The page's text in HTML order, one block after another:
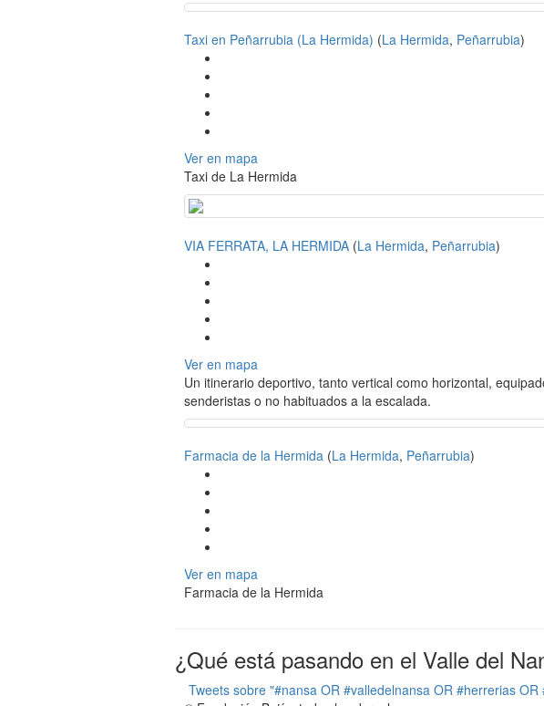
Taxi en Peñarrubia (La Hermida) (La Hermida, Peñarrubia)
Ver en mapa
Taxi de La Hermida
VIA FERRATA, LA HERMIDA (La Hermida, Peñarrubia)
Ver en mapa
Un itinerario deportivo, tanto vertical como horizontal,
senderistas o no habituados a la escalada.
Farmacia de la Hermida (La Hermida, Peñarrubia)
Ver en mapa
Farmacia de la Hermida
¿Qué está pasando en el Valle del
Tweets sobre "#nansa OR #valledelnansa OR #herrerias